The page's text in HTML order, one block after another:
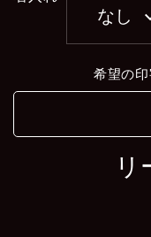
なし
希望の
リ